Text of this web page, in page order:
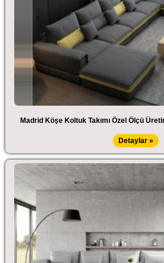
Madrid Köşe Koltuk Takımı Özel Ölçü
Detaylar »